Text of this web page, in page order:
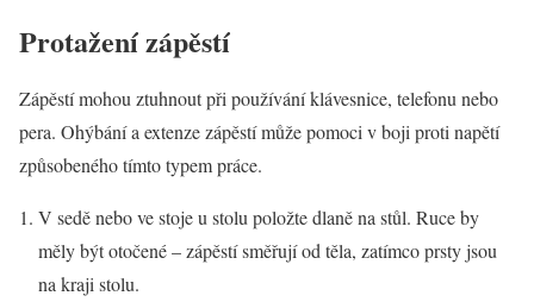
Protažení zápěstí
Zápěstí mohou ztuhnout při používání klávesnice, telefonu nebo
pera. Ohýbání a extenze zápěstí může pomoci v boji proti napětí
způsobeného tímto typem práce.
V sedě nebo ve stoje u stolu položte dlaně na stůl. Ruce by
měly být otočené – zápěstí směřují od těla, zatímco prsty jsou
na kraji stolu.